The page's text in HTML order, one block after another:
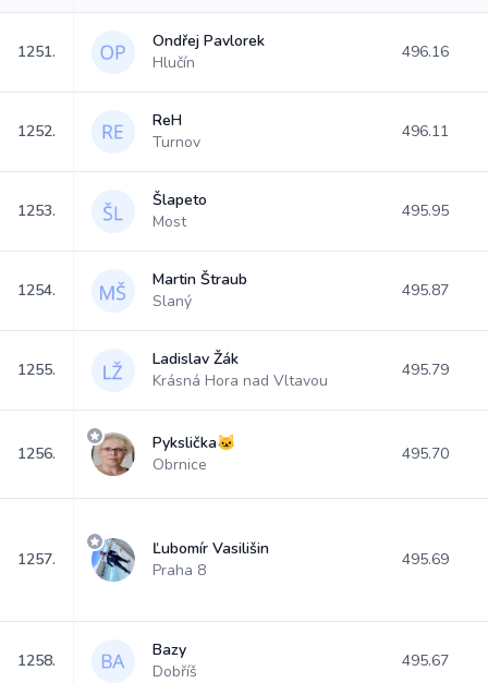
1251.
Ondřej Pavlorek
Hlučín
496.16
1252.
ReH
Turnov
496.11
1253.
Šlapeto
Most
495.95
1254.
Martin Štraub
Slaný
495.87
1255.
Ladislav Žák
Krásná Hora nad Vltavou
495.79
1256.
Pykslička🐱
Obrnice
495.70
1257.
Ľubomír Vasilišin
Praha 8
495.69
1258.
Bazy
Dobříš
495.67